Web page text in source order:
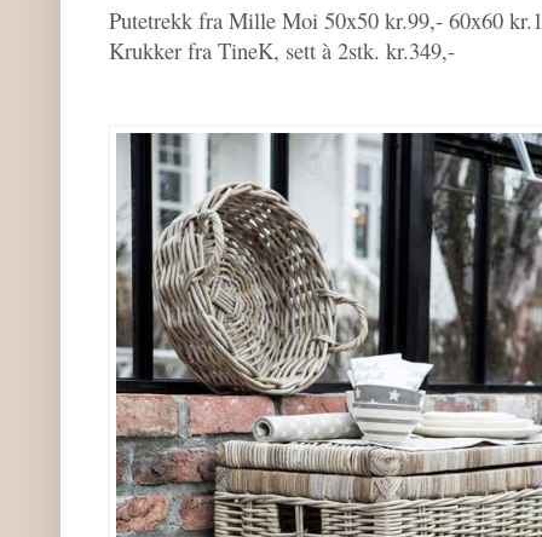
Putetrekk fra Mille Moi 50x50 kr.99,- 60x60
Krukker fra TineK, sett à 2stk. kr.349,-